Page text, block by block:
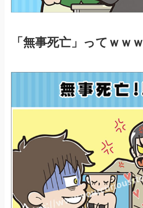
「無事死亡」ってｗｗｗ